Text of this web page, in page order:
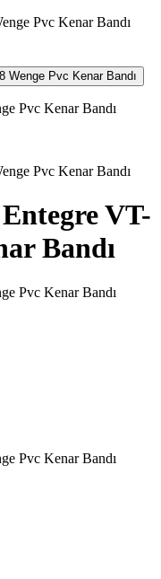
Pvc Kenar Bandı
VT-
Bandı
Pvc Kenar Bandı
Pvc Kenar Bandı